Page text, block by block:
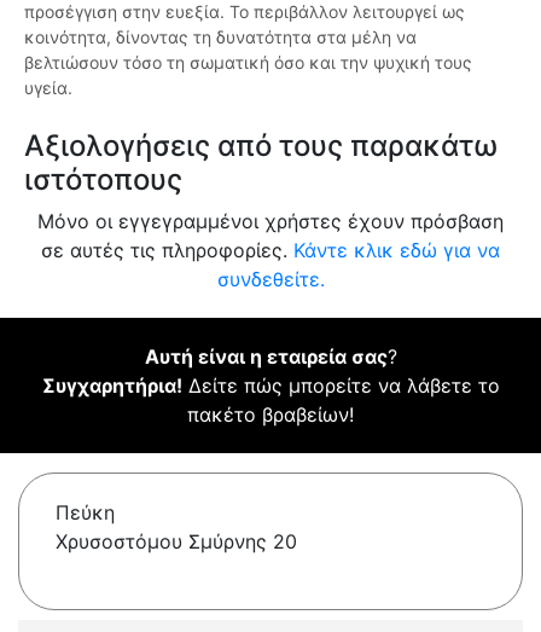
προσέγγιση στην ευεξία. Το περιβάλλον λειτουργεί ως
κοινότητα, δίνοντας τη δυνατότητα στα μέλη να
βελτιώσουν τόσο τη σωματική όσο και την ψυχική τους
υγεία.
Αξιολογήσεις από τους παρακάτω
ιστότοπους
Μόνο οι εγγεγραμμένοι χρήστες έχουν πρόσβαση
σε αυτές τις πληροφορίες. Κάντε κλικ εδώ για να
συνδεθείτε.
Αυτή είναι η εταιρεία σας?
Συγχαρητήρια! Δείτε πώς μπορείτε να λάβετε το
πακέτο βραβείων!
Πεύκη
Χρυσοστόμου Σμύρνης 20